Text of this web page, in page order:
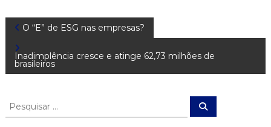
N
a
e
O “E” de ESG nas empresas?
Inadimplência cresce e atinge 62,73 milhões de
brasileiros
P
P